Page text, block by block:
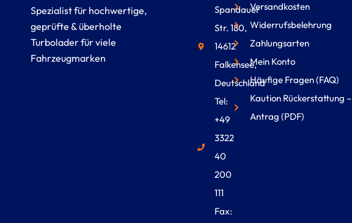
Spezialist für hochwertige,
geprüfte & überholte
Turbolader für viele
Fahrzeugmarken
Spandauer
Str. 180,
14612
Falkensee,
Deutschland
Tel:
+49
3322
40
200
111
Fax:
Versandkosten
Widerrufsbelehrung
Zahlungsarten
Mein Konto
Häufige Fragen (FAQ)
Kaution Rückerstattung –
Antrag (PDF)